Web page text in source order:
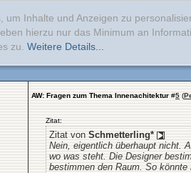
um Inhalte und Anzeigen zu
hierzu nur das Minimum an
zu. Weitere Details...
AW: Fragen zum Thema Innenachitektur #5 (
Zitat:
Zitat von Schmetterling*
Nein, eigentlich überhaupt nicht.
wo was steht. Die Designer
bestimmen den Raum. So